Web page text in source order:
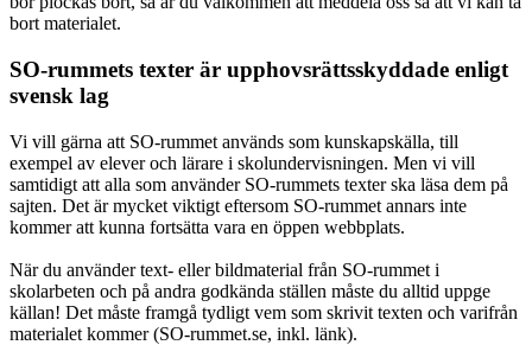
bort materialet.
SO-rummets texter är upphovsrättsskyddade enligt
svensk lag
Vi vill gärna att SO-rummet används som kunskapskälla, till
exempel av elever och lärare i skolundervisningen. Men vi vill
samtidigt att alla som använder SO-rummets texter ska läsa dem på
sajten. Det är mycket viktigt eftersom SO-rummet annars inte
kommer att kunna fortsätta vara en öppen webbplats.
När du använder text- eller bildmaterial från SO-rummet i
skolarbeten och på andra godkända ställen måste du alltid uppge
källan! Det måste framgå tydligt vem som skrivit texten och varifrån
materialet kommer (SO-rummet.se, inkl. länk).